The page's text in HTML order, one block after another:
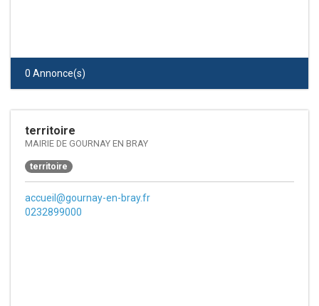
0 Annonce(s)
territoire
MAIRIE DE GOURNAY EN BRAY
territoire
accueil@gournay-en-bray.fr
0232899000